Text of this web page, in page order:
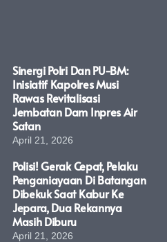
Sinergi Polri Dan PU-BM:
Inisiatif Kapolres Musi
Rawas Revitalisasi
Jembatan Dam Inpres Air
Satan
April 21, 2026
Polisi! Gerak Cepat, Pelaku
Penganiayaan Di Batangan
Dibekuk Saat Kabur Ke
Jepara, Dua Rekannya
Masih Diburu
April 21, 2026